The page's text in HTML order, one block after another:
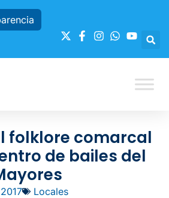
folklore comarcal
de bailes del
Locales